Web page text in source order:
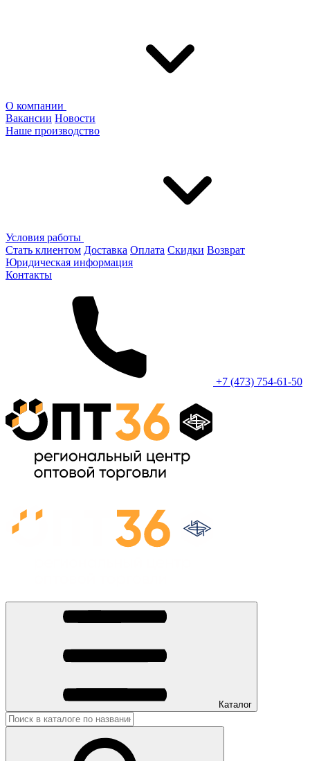
О компании
Вакансии Новости
Наше производство
Условия работы
Стать клиентом Доставка Оплата Скидки Возврат
Юридическая информация
Контакты
+7 (473) 754-61-50
Каталог